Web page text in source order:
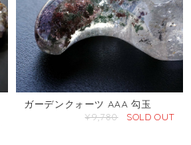
ガーデンクォーツ AAA 勾玉
¥9,780
SOLD OUT